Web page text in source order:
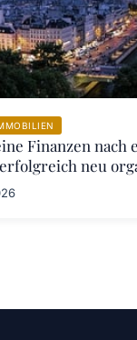
Finanzen nach
neu